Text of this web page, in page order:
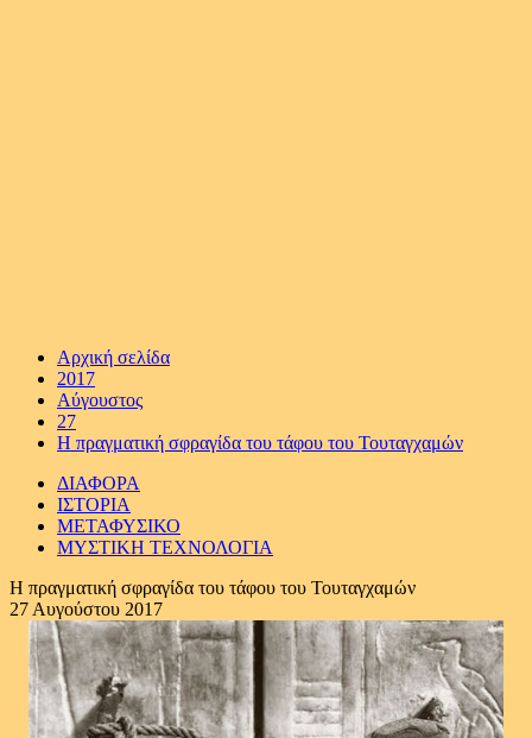
Αρχική σελίδα
2017
Αύγουστος
27
Η πραγματική σφραγίδα του τάφου του Τουταγχαμών
ΔΙΑΦΟΡΑ
ΙΣΤΟΡΙΑ
ΜΕΤΑΦΥΣΙΚΟ
ΜΥΣΤΙΚΗ ΤΕΧΝΟΛΟΓΙΑ
Η πραγματική σφραγίδα του τάφου του Τουταγχαμών
27 Αυγούστου 2017